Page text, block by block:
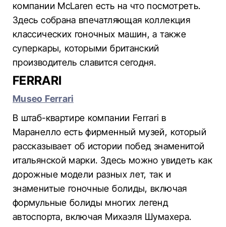
компании McLaren есть на что посмотреть.
Здесь собрана впечатляющая коллекция
классических гоночных машин, а также
суперкары, которыми британский
производитель славится сегодня.
FERRARI
Museo Ferrari
В штаб-квартире компании Ferrari в
Маранелло есть фирменный музей, который
рассказывает об истории побед знаменитой
итальянской марки. Здесь можно увидеть как
дорожные модели разных лет, так и
знаменитые гоночные болиды, включая
формульные болиды многих легенд
автоспорта, включая Михаэля Шумахера.